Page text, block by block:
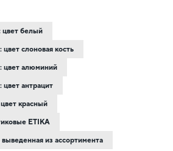
разъемы
цвет белый
слоновая кость
цвет алюминий
антрацит
красный
ETIKA
из ассортимента